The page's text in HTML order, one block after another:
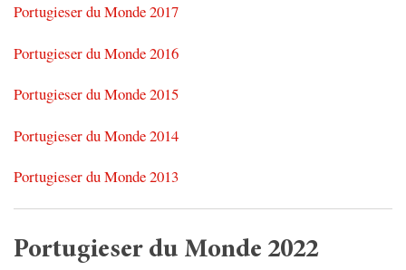
Portugieser du Monde 2017
Portugieser du Monde 2016
Portugieser du Monde 2015
Portugieser du Monde 2014
Portugieser du Monde 2013
Portugieser du Monde 2022